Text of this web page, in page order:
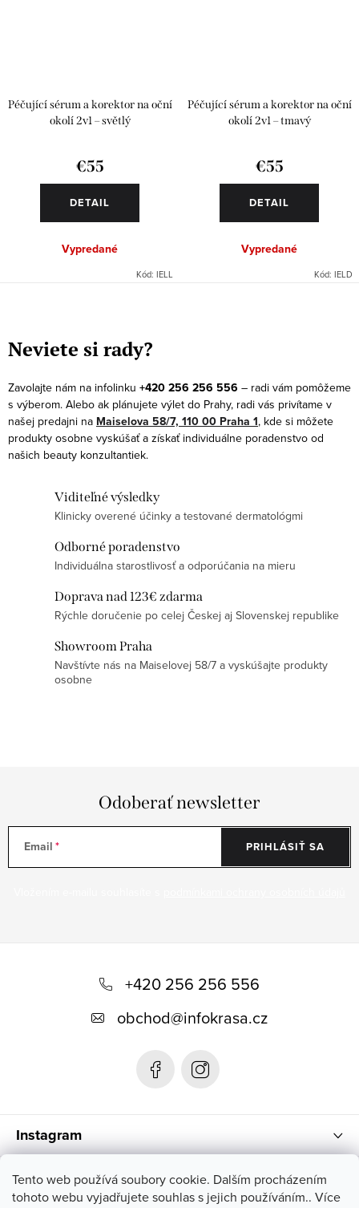
Tento web používá soubory cookie. Dalším procházením
tohoto webu vyjadřujete souhlas s jejich používáním.. Více
Péčující sérum a korektor na oční
okolí 2v1 – světlý
€55
DETAIL
Vypredané
Kód: IELL
Péčující sérum a korektor na oční
okolí 2v1 – tmavý
€55
DETAIL
Vypredané
Kód: IELD
v
l
á
d
a
c
i
Neviete si rady?
Zavolajte nám na infolinku +420 256 256 556 – radi vám pomôžeme
s výberom. Alebo ak plánujete výlet do Prahy, radi vás privítame v
našej predajni na Maiselova 58/7, 110 00 Praha 1, kde si môžete
produkty osobne vyskúšať a získať individuálne poradenstvo od
našich beauty konzultantiek.
Viditeľné výsledky
Klinicky overené účinky a testované dermatológmi
Odborné poradenstvo
Individuálna starostlivosť a odporúčania na mieru
Doprava nad 123€ zdarma
Rýchle doručenie po celej Českej aj Slovenskej republike
Showroom Praha
Navštívte nás na Maiselovej 58/7 a vyskúšajte produkty
osobne
Odoberať newsletter
Email PRIHLÁSIŤ SA
Instagram
+420 256 256 556
obchod@infokrasa.cz
Informácie pre vás